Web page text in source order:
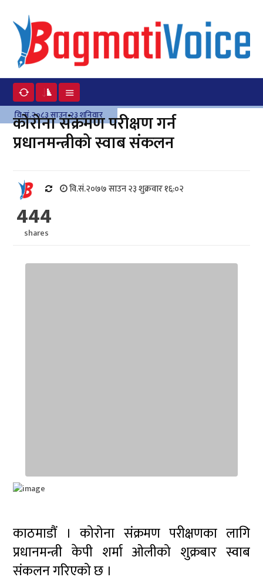
वि.सं.२०८३ साउन २३ शनिवार
कोरोना संक्रमण परीक्षण गर्न
प्रधानमन्त्रीको स्वाब संकलन
वि.सं.२०७७ साउन २३ शुक्रवार १६:०२
444
shares
काठमाडौं । कोरोना संक्रमण परीक्षणका लागि
प्रधानमन्त्री केपी शर्मा ओलीको शुक्रबार स्वाब
संकलन गरिएको छ ।